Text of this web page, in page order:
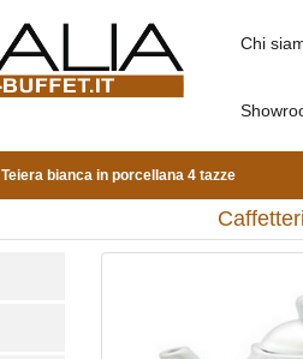
Chi
Teiera bianca in porcellana 4 tazze